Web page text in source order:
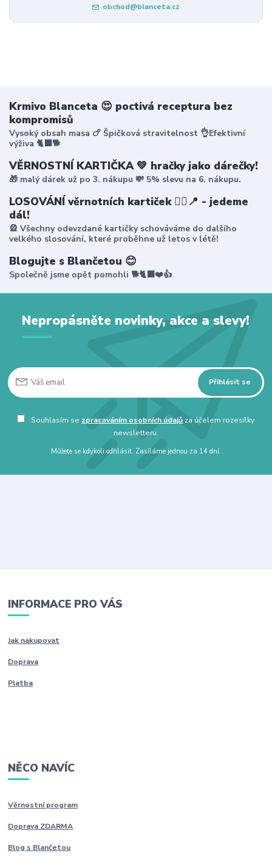
obchod@blanceta.cz
Krmivo Blanceta 😍 poctivá receptura bez
kompromisů
Vysoký obsah masa 🍗 Špičková stravitelnost 👌Efektivní
výživa 🐈‍⬛🐕
VĚRNOSTNÍ KARTIČKA 💚 hračky jako dárečky!
🎁 malý dárek už po 3. nákupu 💸 5% slevu na 6. nákupu.
LOSOVÁNÍ věrnotních kartiček 🤸‍♀️📍 - jedeme
dál!
🎡 Všechny odevzdané kartičky schováváme do dalšího
velkého slosování, které proběhne už letos v létě!
Blogujte s Blančetou 😊
Společně jsme opět pomohli 🐕🐈‍⬛❤️👍
Nepropásněte novinky, akce a slevy!
Přihlásit se
Souhlasím se zpracováním osobních údajů za účelem rozesílky
newsletteru.
Můžete se kdykoli odhlásit. Zasíláme jednou za 14 dní.
INFORMACE PRO VÁS
Jak nakupovat
Doprava
Platba
NĚCO NAVÍC
Věrnostní program
Doprava ZDARMA
Blog s Blančetou